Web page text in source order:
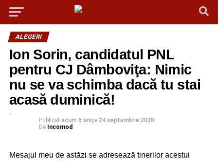
ALEGERI
Ion Sorin, candidatul PNL
pentru CJ Dâmboviţa: Nimic
nu se va schimba dacă tu stai
acasă duminică!
Publicat acum 6 anipe 24 septembrie 2020
De Incomod
Mesajul meu de astăzi se adresează tinerilor acestui